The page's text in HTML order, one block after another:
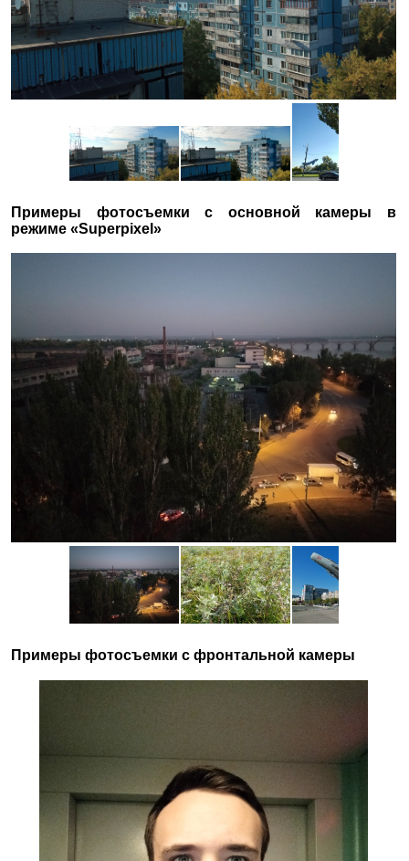
Примеры фотосъемки с основной камеры в
режиме «Superpixel»
Примеры фотосъемки с фронтальной камеры